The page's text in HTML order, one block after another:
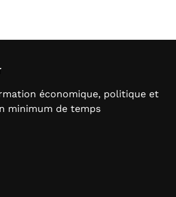
économique, politique et
minimum de temps